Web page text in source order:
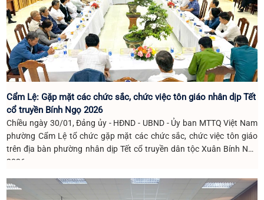
Cẩm Lệ: Gặp mặt các chức sắc, chức việc tôn giáo nhân dịp Tết
cổ truyền Bính Ngọ 2026
Chiều ngày 30/01, Đảng ủy - HĐND - UBND - Ủy ban MTTQ Việt Nam
phường Cẩm Lệ tổ chức gặp mặt các chức sắc, chức việc tôn giáo
trên địa bàn phường nhân dịp Tết cổ truyền dân tộc Xuân Bính Ngọ
2026.